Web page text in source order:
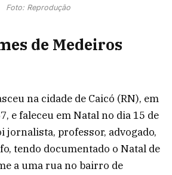
Foto: Reprodução
de Medeiros
na cidade de Caicó (RN), em
e faleceu em Natal no dia 15 de
jornalista, professor, advogado,
tendo documentado o Natal de
a uma rua no bairro de